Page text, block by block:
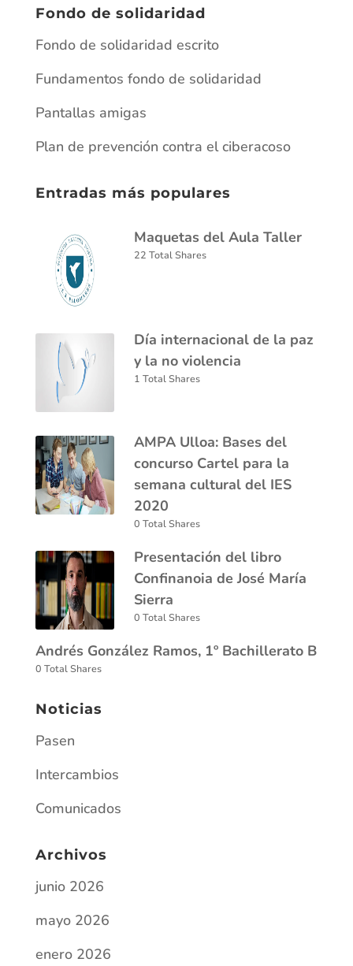
Fondo de solidaridad
Fondo de solidaridad escrito
Fundamentos fondo de solidaridad
Pantallas amigas
Plan de prevención contra el ciberacoso
Entradas más populares
Maquetas del Aula Taller
22 Total Shares
Día internacional de la paz
y la no violencia
1 Total Shares
AMPA Ulloa: Bases del
concurso Cartel para la
semana cultural del IES
2020
0 Total Shares
Presentación del libro
Confinanoia de José María
Sierra
0 Total Shares
Andrés González Ramos, 1º Bachillerato B
0 Total Shares
Noticias
Pasen
Intercambios
Comunicados
Archivos
junio 2026
mayo 2026
enero 2026